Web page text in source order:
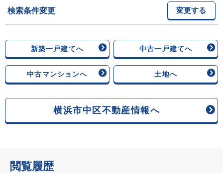
検索条件変更 変更する
新築一戸建てへ 中古一戸建てへ
中古マンションへ 土地へ
横浜市中区不動産情報へ
閲覧履歴